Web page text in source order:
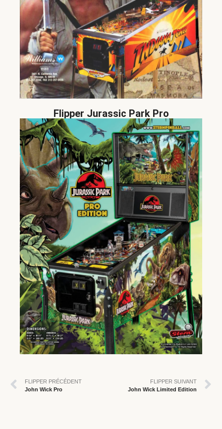
Flipper Jurassic Park Pro
FLIPPER PRÉCÉDENT
John Wick Pro
FLIPPER SUIVANT
John Wick Limited Edition